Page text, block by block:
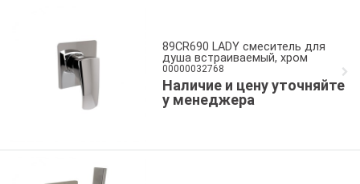
89CR690 LADY смеситель для
душа встраиваемый, хром
00000032768
Наличие и цену уточняйте
у менеджера